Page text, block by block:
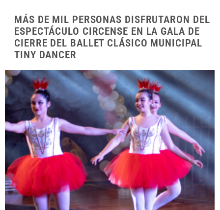
MÁS DE MIL PERSONAS DISFRUTARON DEL
ESPECTÁCULO CIRCENSE EN LA GALA DE
CIERRE DEL BALLET CLÁSICO MUNICIPAL
TINY DANCER